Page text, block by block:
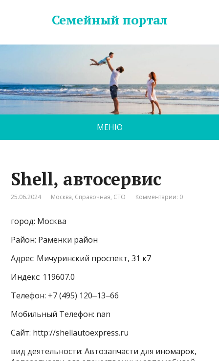
Семейный портал
МЕНЮ
Shell, автосервис
25.06.2024 Москва, Справочная, СТО Комментарии: 0
город: Москва
Район: Раменки район
Адрес: Мичуринский проспект, 31 к7
Индекс: 119607.0
Телефон: +7 (495) 120‒13‒66
Мобильный Телефон: nan
Сайт: http://shellautoexpress.ru
вид деятельности: Автозапчасти для иномарок,